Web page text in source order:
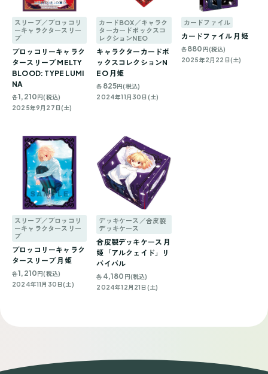
スリーブ／ブロッコリ
ーキャラクタースリー
ブ
ブロッコリーキャラク
タースリーブ MELTY
BLOOD: TYPE LUMI
NA
各1,210円(税込)
2025年9月27日(土)
カードBOX／キャラク
ターカードボックスコ
レクションNEO
キャラクターカードボ
ックスコレクションN
EO 月姫
各 825円(税込)
2024年11月30日(土)
カードファイル
カードファイル 月姫
各880 円(税込)
2025年2月22日(土)
スリーブ／ブロッコリ
ーキャラクタースリー
ブ
ブロッコリーキャラク
タースリーブ 月姫
各1,210円(税込)
2024年11月30日(土)
デッキケース／合皮製
デッキケース
合皮製デッキケース 月
姫「アルクェイド」リ
バイバル
各 4,180 円(税込)
2024年12月21日(土)